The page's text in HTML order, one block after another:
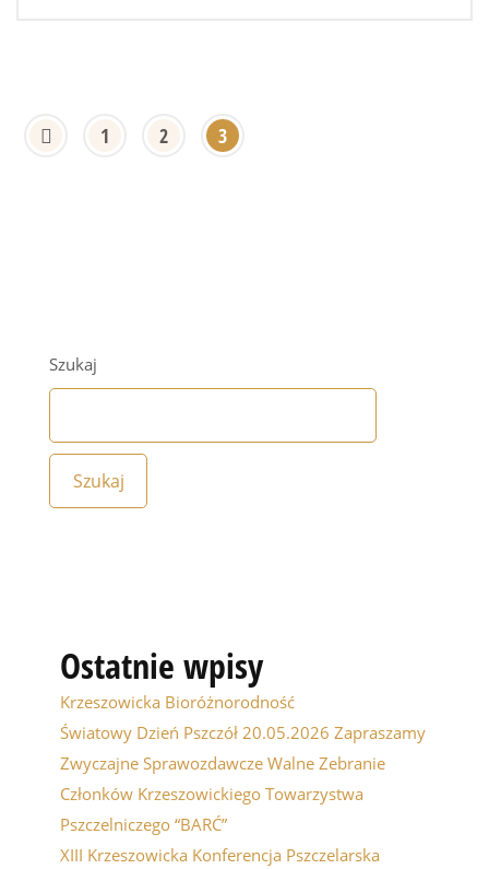
1 2 3
Szukaj
Szukaj
Ostatnie wpisy
Krzeszowicka Bioróżnorodność
Światowy Dzień Pszczół 20.05.2026 Zapraszamy
Zwyczajne Sprawozdawcze Walne Zebranie
Członków Krzeszowickiego Towarzystwa
Pszczelniczego “BARĆ”
XIII Krzeszowicka Konferencja Pszczelarska